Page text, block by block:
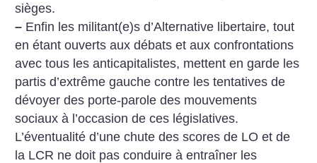
sièges.
– Enfin les militant(e)s d’Alternative libertaire, tout
en étant ouverts aux débats et aux confrontations
avec tous les anticapitalistes, mettent en garde les
partis d’extrême gauche contre les tentatives de
dévoyer des porte-parole des mouvements
sociaux à l’occasion de ces législatives.
L’éventualité d’une chute des scores de LO et de
la LCR ne doit pas conduire à entraîner les